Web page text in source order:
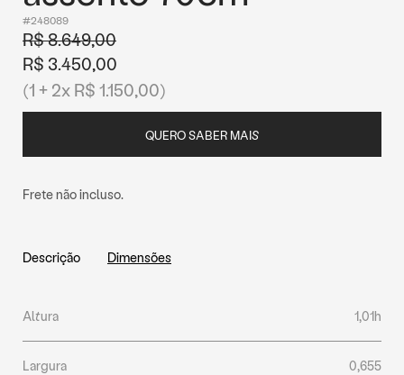
#248089
R$ 8.649,00
R$ 3.450,00
(1 + 2x R$ 1.150,00)
QUERO SABER MAIS
Frete não incluso.
Descrição Dimensões
Altura 1,01h
Largura 0,655